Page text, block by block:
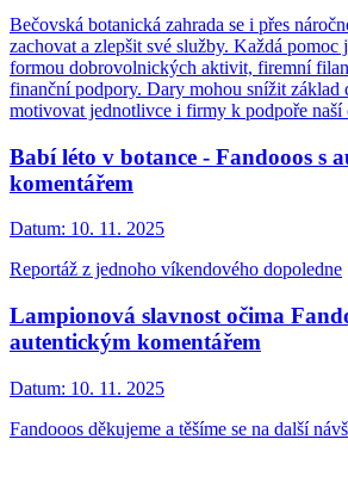
Bečovská botanická zahrada se i přes
zachovat a zlepšit své služby. Každá
formou dobrovolnických aktivit, firemní
finanční podpory. Dary mohou snížit základ
motivovat jednotlivce i firmy k podpoře naší
Babí léto v botance - Fandooos s
komentářem
Datum: 10. 11. 2025
Reportáž z jednoho víkendového dopoledne
Lampionová slavnost očima
autentickým komentářem
Datum: 10. 11. 2025
Fandooos děkujeme a těšíme se na další